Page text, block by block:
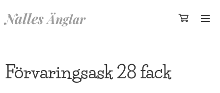
Nalles Änglar
Förvaringsask 28 fack